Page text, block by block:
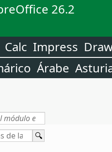
26.2
Calc Impress
Árabe